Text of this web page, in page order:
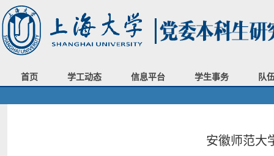
首页 学工动态 信息平台 学生事务 队
安徽师范大